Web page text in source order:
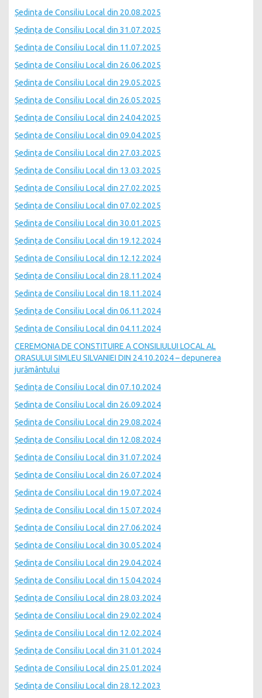
Ședința de Consiliu Local din 20.08.2025
Ședința de Consiliu Local din 31.07.2025
Ședința de Consiliu Local din 11.07.2025
Ședința de Consiliu Local din 26.06.2025
Ședința de Consiliu Local din 29.05.2025
Ședința de Consiliu Local din 26.05.2025
Ședința de Consiliu Local din 24.04.2025
Ședința de Consiliu Local din 09.04.2025
Ședința de Consiliu Local din 27.03.2025
Ședința de Consiliu Local din 13.03.2025
Ședința de Consiliu Local din 27.02.2025
Ședința de Consiliu Local din 07.02.2025
Ședința de Consiliu Local din 30.01.2025
Ședința de Consiliu Local din 19.12.2024
Ședința de Consiliu Local din 12.12.2024
Ședința de Consiliu Local din 28.11.2024
Ședința de Consiliu Local din 18.11.2024
Ședința de Consiliu Local din 06.11.2024
Ședința de Consiliu Local din 04.11.2024
CEREMONIA DE CONSTITUIRE A CONSILIULUI LOCAL AL
ORASULUI SIMLEU SILVANIEI DIN 24.10.2024 – depunerea
jurământului
Ședința de Consiliu Local din 07.10.2024
Ședința de Consiliu Local din 26.09.2024
Ședința de Consiliu Local din 29.08.2024
Ședința de Consiliu Local din 12.08.2024
Ședința de Consiliu Local din 31.07.2024
Ședința de Consiliu Local din 26.07.2024
Ședința de Consiliu Local din 19.07.2024
Ședința de Consiliu Local din 15.07.2024
Ședința de Consiliu Local din 27.06.2024
Ședința de Consiliu Local din 30.05.2024
Ședința de Consiliu Local din 29.04.2024
Ședința de Consiliu Local din 15.04.2024
Ședința de Consiliu Local din 28.03.2024
Ședința de Consiliu Local din 29.02.2024
Ședința de Consiliu Local din 12.02.2024
Ședința de Consiliu Local din 31.01.2024
Ședința de Consiliu Local din 25.01.2024
Ședința de Consiliu Local din 28.12.2023